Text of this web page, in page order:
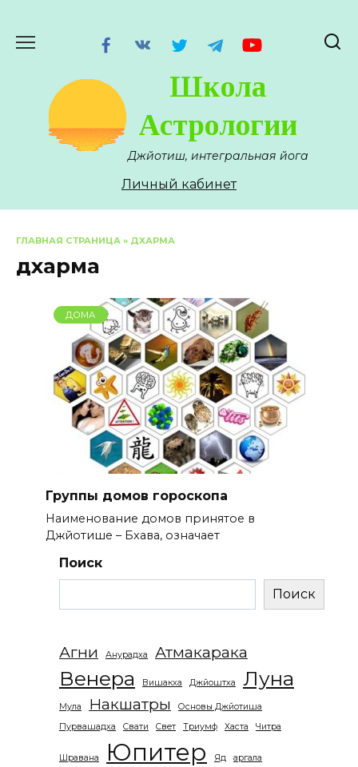
содержанию
Школа
Астрологии
Джйотиш, интегральная йога
Личный кабинет
ГЛАВНАЯ СТРАНИЦА » ДХАРМА
дхарма
ДОМА
Группы домов гороскопа
Наименование домов принятое в
Джйотише – Бхава, означает
Поиск
Поиск
Агни Анурадха Атмакарака
Венера Вишакха Джйоштха Луна
Мула Накшатры
Основы Джйотиша
Пурвашадха
Свати Свет Триумф Хаста Читра
Шравана Юпитер Яд аргала